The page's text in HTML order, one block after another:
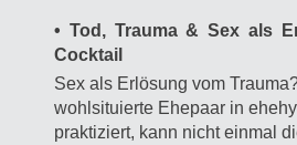
• Tod, Trauma & Sex als
Cocktail
Sex als Erlösung vom
wohlsituierte Ehepaar in
praktiziert, kann nicht einmal